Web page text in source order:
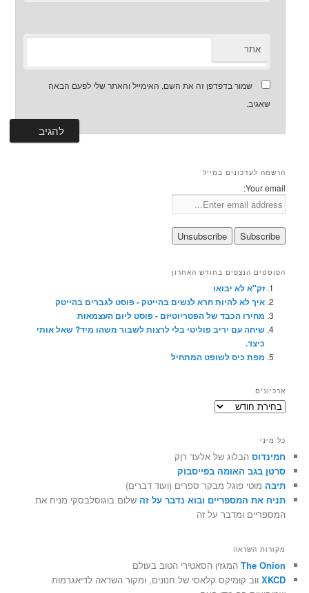
אתר
שמור בדפדפן זה את השם, האימייל והאתר שלי לפעם הבאה
שאגיב.
הרשמה לעדכונים במייל
Your email:
הפוסטים הנצפים בחודש האחרון
זק"א לא יבואו
איך לא להיות חרא לנשים בהייטק - פוסט לגברים בהייטק
מחירו הכבד של הפטריוטיזם - פוסט ליום העצמאות
שיחה עם יריב פוליטי בלי לרצות לשבור משהו מיד? שאל אותי
כיצד.
מפת כיס לשופט המתחיל
ארכיונים
ארכיונים
כל מיני
חמינדוס הבלוג של אלעד רוֶק
סרטן בגב האומה בפייסבוק
תיבה מוטי פוגל מבקר ספרים (ועוד דברים)
תניח את המספריים ובוא נדבר על זה שלום בוגוסלבסקי מניח את
המספריים ומדבר על זה
מקורות השראה
The Onion המגזין הסאטירי הטוב בעולם
XKCD ווב קומיקס קלאסי של חנונים, ומקור השראה לדיאגרמות